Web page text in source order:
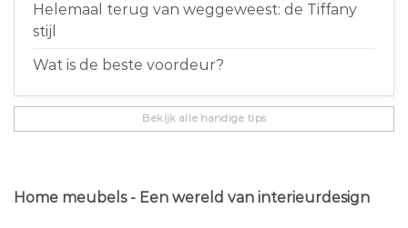
Helemaal terug van weggeweest: de Tiffany
stijl
Wat is de beste voordeur?
Bekijk alle handige tips
Home meubels - Een wereld van interieurdesign